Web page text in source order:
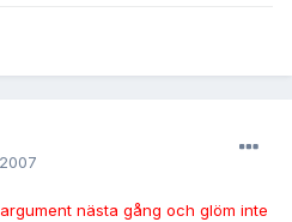
nästa gång och glöm inte